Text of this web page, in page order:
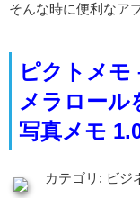
そんな時に便利なア
ピクトメモ
メラロール
写真メモ
カテゴリ: ビジ